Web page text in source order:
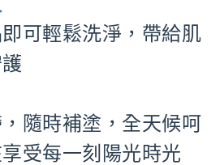
可輕鬆洗淨，帶給肌
隨時補塗，全天候呵
受每一刻陽光時光